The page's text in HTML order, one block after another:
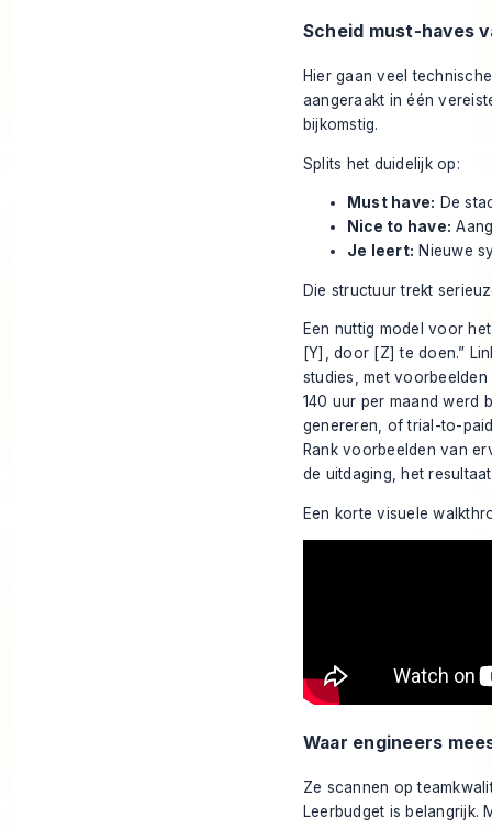
Scheid must-haves
Hier gaan veel
aangeraakt in één
bijkomstig.
Splits het duidelijk op:
Must have: De
Nice to have:
Je leert: Nieuwe
Die structuur trekt
Een nuttig model voor
[Y], door [Z] te doen.”
studies, met
140 uur per maand werd
genereren, of trial-to-
Rank voorbeelden van
de uitdaging, het
Een korte visuele
Waar engineers
Ze scannen op
Leerbudget is belangrijk.